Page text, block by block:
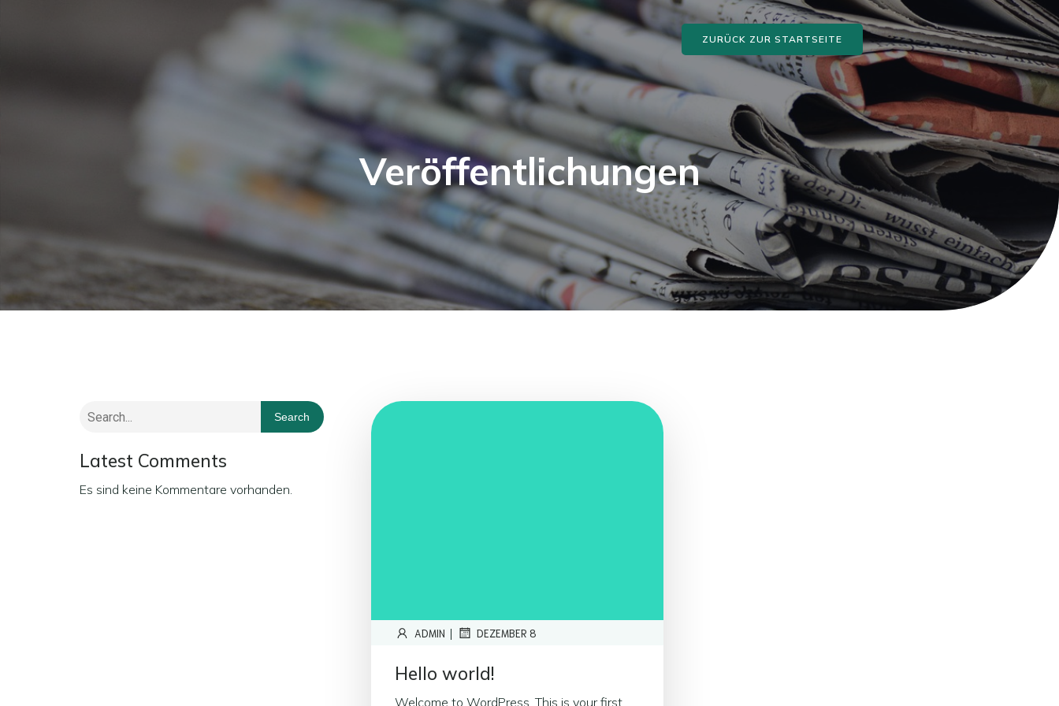
ZURÜCK ZUR STARTSEITE
Veröffentlichungen
Search
Latest Comments
Es sind keine Kommentare vorhanden.
ADMIN | DEZEMBER 8
Hello world!
Welcome to WordPress. This is your first